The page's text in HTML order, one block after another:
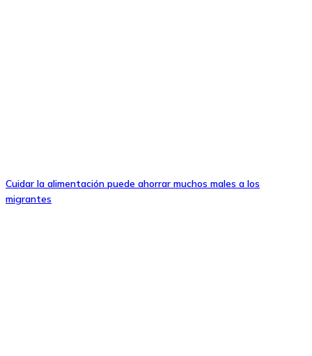
Cuidar la alimentación puede ahorrar muchos males a los
migrantes